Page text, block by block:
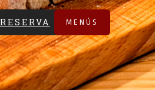
RESERVA MENÚS